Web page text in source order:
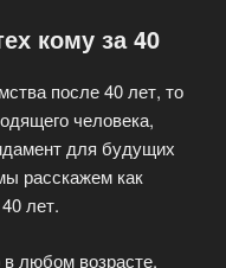
кому за 40
после 40 лет, то
человека,
для будущих
расскажем как
лет.
любом возрасте.